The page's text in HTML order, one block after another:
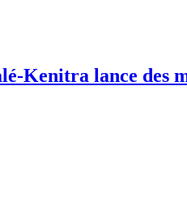
Kenitra lance des